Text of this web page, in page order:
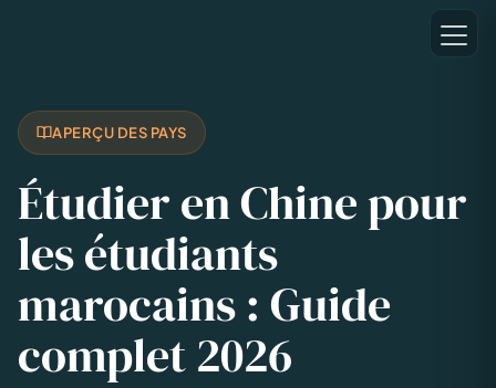
APERÇU DES PAYS
Étudier en Chine pour
les étudiants
marocains : Guide
complet 2026